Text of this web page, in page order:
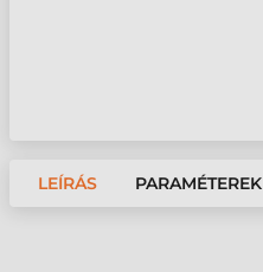
LEÍRÁS PARAMÉTEREK